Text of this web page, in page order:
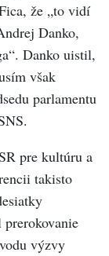
že „to vidí
Danko,
Danko uistil,
však
parlamentu
pre kultúru a
takisto
výzvy